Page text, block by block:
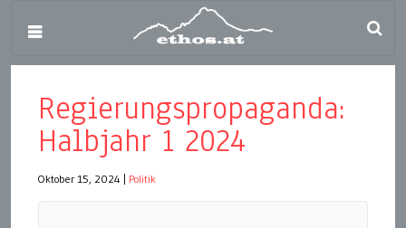
Regierungspropaganda:
Halbjahr 1 2024
Oktober 15, 2024 Politik